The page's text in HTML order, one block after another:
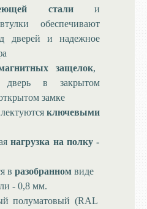
сталии
обеспечивают
дверей и надежное
защелок,
дверь в закрытом
замке
ключевыми
нагрузка на полку -
в разобранном виде
- 0,8 мм.
полуматовый (RAL